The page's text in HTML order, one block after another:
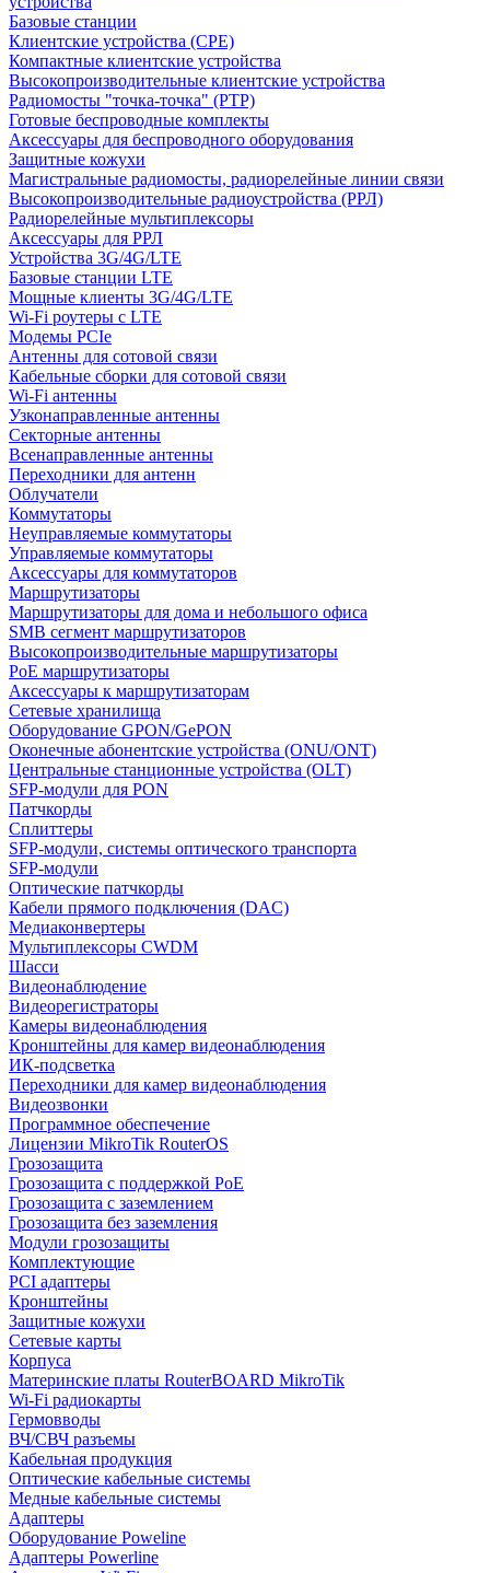
Базовые станции
Клиентские устройства (CPE)
Компактные клиентские устройства
Высокопроизводительные клиентские устройства
Радиомосты "точка-точка" (PTP)
Готовые беспроводные комплекты
Аксессуары для беспроводного оборудования
Защитные кожухи
Магистральные радиомосты, радиорелейные линии связи
Высокопроизводительные радиоустройства (РРЛ)
Радиорелейные мультиплексоры
Аксессуары для РРЛ
Устройства 3G/4G/LTE
Базовые станции LTE
Мощные клиенты 3G/4G/LTE
Wi-Fi роутеры с LTE
Модемы PCIe
Антенны для сотовой связи
Кабельные сборки для сотовой связи
Wi-Fi антенны
Узконаправленные антенны
Секторные антенны
Всенаправленные антенны
Переходники для антенн
Облучатели
Коммутаторы
Неуправляемые коммутаторы
Управляемые коммутаторы
Аксессуары для коммутаторов
Маршрутизаторы
Маршрутизаторы для дома и небольшого офиса
SMB сегмент маршрутизаторов
Высокопроизводительные маршрутизаторы
PoE маршрутизаторы
Аксессуары к маршрутизаторам
Сетевые хранилища
Оборудование GPON/GePON
Оконечные абонентские устройства (ONU/ONT)
Центральные станционные устройства (OLT)
SFP-модули для PON
Патчкорды
Сплиттеры
SFP-модули, системы оптического транспорта
SFP-модули
Оптические патчкорды
Кабели прямого подключения (DAC)
Медиаконвертеры
Мультиплексоры CWDM
Шасси
Видеонаблюдение
Видеорегистраторы
Камеры видеонаблюдения
Кронштейны для камер видеонаблюдения
ИК-подсветка
Переходники для камер видеонаблюдения
Видеозвонки
Программное обеспечение
Лицензии MikroTik RouterOS
Грозозащита
Грозозащита с поддержкой PoE
Грозозащита с заземлением
Грозозащита без заземления
Модули грозозащиты
Комплектующие
PCI адаптеры
Кронштейны
Защитные кожухи
Сетевые карты
Корпуса
Материнские платы RouterBOARD MikroTik
Wi-Fi радиокарты
Гермовводы
ВЧ/СВЧ разъемы
Кабельная продукция
Оптические кабельные системы
Медные кабельные системы
Адаптеры
Оборудование Poweline
Адаптеры Powerline